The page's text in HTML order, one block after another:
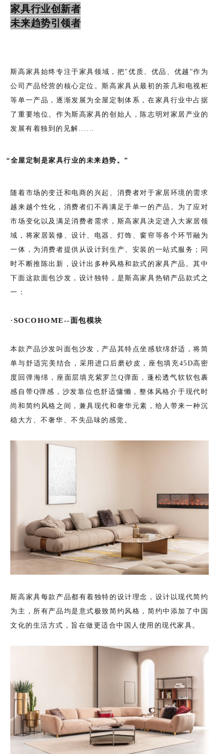
家具行业创新者
未来趋势引领者
斯高家具始终专注于家具领域，把"优质、优品、优越”作为
公司产品经营的核心定位。斯高家具从最初的茶几和电视柜
等单一产品，逐渐发展为全屋定制体系，在家具行业中占据
了重要地位。 作为斯高家具的创始人，陈志明对家居产业的
发展有着独到的见解......
“全屋定制是家具行业的未来趋势。”
随着市场的变迁和电商的兴起、消费者对于家居环境的需求
越来越个性化，消费者们不再满足于单一的产品。为了应对
市场变化以及满足消费者需求，斯高家具决定进入大家居领
域，将家居装修、设计、电器、灯饰、窗帘等各个环节融为
一体，为消费者提供从设计到生产、安装的一站式服务；同
时不断推陈出新，设计出多种风格和款式的家具产品。其中
下面这款面包沙发，设计独特，是斯高家具热销产品款式之
一：
·SOCOHOME--面包模块
本款产品沙发叫面包沙发，产品其特点坐感软绵舒适，将简
单与舒适完美结合，采用进口后磨砂皮，座包填充45D高密
度回弹海绵，座面层填充紫罗兰Q弹面，蓬松透气软软包裹
感自带Q弹感，沙发靠位也舒适慵懒，整体风格介于现代时
尚和简约风格之间，兼具现代和奢华元素，给人带来一种沉
稳大方、不奢华、不失品味的感觉。
斯高家具每款产品都有着独特的设计理念，设计以现代简约
为主，所有产品均是意式极致简约风格，简约中添加了中国
文化的生活方式，旨在做更适合中国人使用的现代家具。